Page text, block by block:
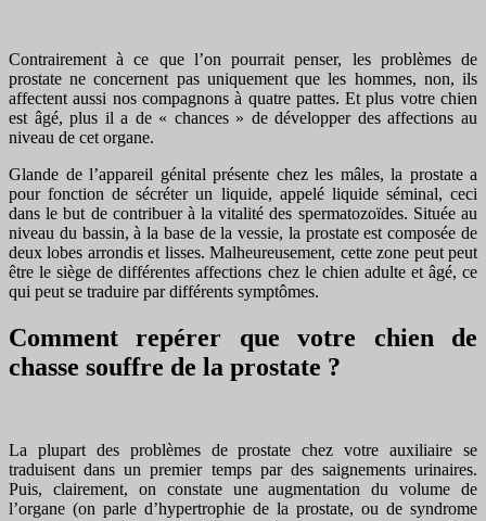
Contrairement à ce que l’on pourrait penser, les problèmes de
prostate ne concernent pas uniquement que les hommes, non, ils
affectent aussi nos compagnons à quatre pattes. Et plus votre chien
est âgé, plus il a de « chances » de développer des affections au
niveau de cet organe.
Glande de l’appareil génital présente chez les mâles, la prostate a
pour fonction de sécréter un liquide, appelé liquide séminal, ceci
dans le but de contribuer à la vitalité des spermatozoïdes. Située au
niveau du bassin, à la base de la vessie, la prostate est composée de
deux lobes arrondis et lisses. Malheureusement, cette zone peut peut
être le siège de différentes affections chez le chien adulte et âgé, ce
qui peut se traduire par différents symptômes.
Comment repérer que votre chien de
chasse souffre de la prostate ?
La plupart des problèmes de prostate chez votre auxiliaire se
traduisent dans un premier temps par des saignements urinaires.
Puis, clairement, on constate une augmentation du volume de
l’organe (on parle d’hypertrophie de la prostate, ou de syndrome